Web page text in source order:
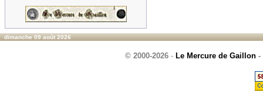
dimanche 09 août 2026
© 2000-2026 - Le Mercure de Gaillon -